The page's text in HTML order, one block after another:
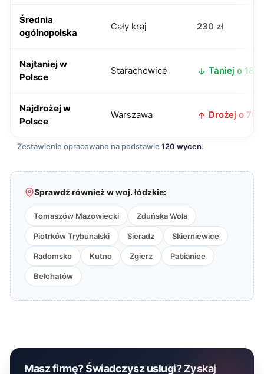
Średnia
ogólnopolska
Cały kraj 230 zł
Najtaniej w
Polsce
Starachowice Taniej o 18 zł
Najdrożej w
Polsce
Warszawa Drożej o 70
Zestawienie opracowano na podstawie 120 wycen.
Sprawdź również w woj. łódzkie:
Tomaszów Mazowiecki Zduńska Wola
Piotrków Trybunalski Sieradz Skierniewice
Radomsko Kutno Zgierz Pabianice
Bełchatów
Masz firmę? Świadczysz usługi? Zyskaj